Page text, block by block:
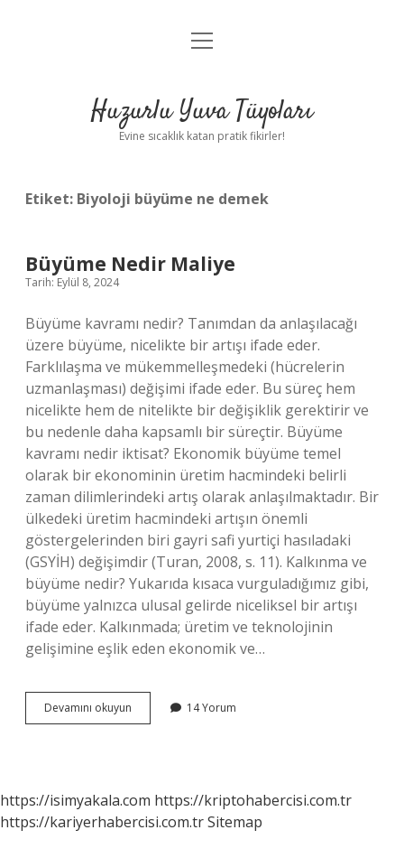
Anasayfa
Yasal Uyarı
menüyü
Huzurlu Yuva Tüyoları
Evine sıcaklık katan pratik fikirler!
Etiket: Biyoloji büyüme ne demek
Büyüme Nedir Maliye
Tarih: Eylül 8, 2024
Büyüme kavramı nedir? Tanımdan da anlaşılacağı
üzere büyüme, nicelikte bir artışı ifade eder.
Farklılaşma ve mükemmelleşmedeki (hücrelerin
uzmanlaşması) değişimi ifade eder. Bu süreç hem
nicelikte hem de nitelikte bir değişiklik gerektirir ve
bu nedenle daha kapsamlı bir süreçtir. Büyüme
kavramı nedir iktisat? Ekonomik büyüme temel
olarak bir ekonominin üretim hacmindeki belirli
zaman dilimlerindeki artış olarak anlaşılmaktadır. Bir
ülkedeki üretim hacmindeki artışın önemli
göstergelerinden biri gayri safi yurtiçi hasıladaki
(GSYİH) değişimdir (Turan, 2008, s. 11). Kalkınma ve
büyüme nedir? Yukarıda kısaca vurguladığımız gibi,
büyüme yalnızca ulusal gelirde niceliksel bir artışı
ifade eder. Kalkınmada; üretim ve teknolojinin
gelişimine eşlik eden ekonomik ve…
Devamını okuyun Büyüme
Nedir
14 Yorum
https://isimyakala.com https://kriptohabercisi.com.tr
https://kariyerhabercisi.com.trSitemap